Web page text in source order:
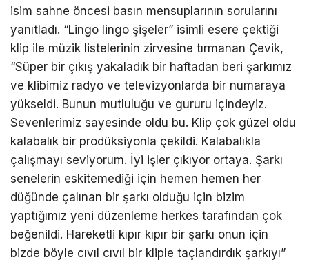
isim sahne öncesi basın mensuplarının sorularını
yanıtladı. “Lingo lingo şişeler” isimli esere çektiği
klip ile müzik listelerinin zirvesine tırmanan Çevik,
“Süper bir çıkış yakaladık bir haftadan beri şarkımız
ve klibimiz radyo ve televizyonlarda bir numaraya
yükseldi. Bunun mutluluğu ve gururu içindeyiz.
Sevenlerimiz sayesinde oldu bu. Klip çok güzel oldu
kalabalık bir prodüksiyonla çekildi. Kalabalıkla
çalışmayı seviyorum. İyi işler çıkıyor ortaya. Şarkı
senelerin eskitemediği için hemen hemen her
düğünde çalınan bir şarkı olduğu için bizim
yaptığımız yeni düzenleme herkes tarafından çok
beğenildi. Hareketli kıpır kıpır bir şarkı onun için
bizde böyle cıvıl cıvıl bir kliple taçlandırdık şarkıyı”